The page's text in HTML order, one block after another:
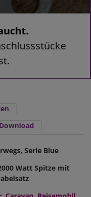
Download
Serie Blue
Watt Spitze mit